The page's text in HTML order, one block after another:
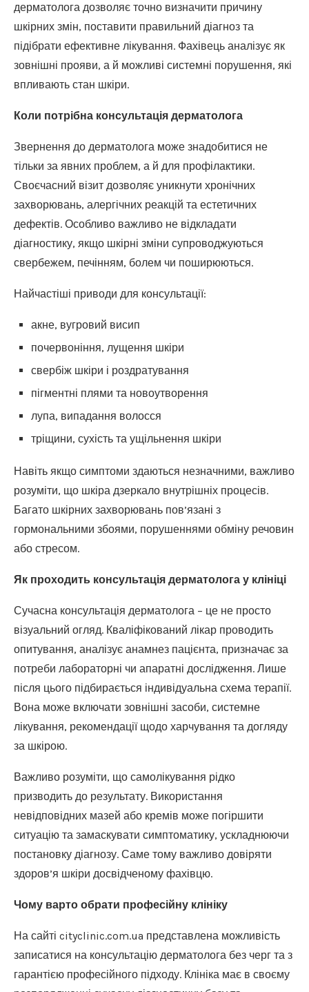
дерматолога дозволяє точно визначити причину
шкірних змін, поставити правильний діагноз та
підібрати ефективне лікування. Фахівець аналізує як
зовнішні прояви, а й можливі системні порушення, які
впливають стан шкіри.
Коли потрібна консультація дерматолога
Звернення до дерматолога може знадобитися не
тільки за явних проблем, а й для профілактики.
Своєчасний візит дозволяє уникнути хронічних
захворювань, алергічних реакцій та естетичних
дефектів. Особливо важливо не відкладати
діагностику, якщо шкірні зміни супроводжуються
свербежем, печінням, болем чи поширюються.
Найчастіші приводи для консультації:
акне, вугровий висип
почервоніння, лущення шкіри
свербіж шкіри і роздратування
пігментні плями та новоутворення
лупа, випадання волосся
тріщини, сухість та ущільнення шкіри
Навіть якщо симптоми здаються незначними, важливо
розуміти, що шкіра дзеркало внутрішніх процесів.
Багато шкірних захворювань пов’язані з
гормональними збоями, порушеннями обміну речовин
або стресом.
Як проходить консультація дерматолога у клініці
Сучасна консультація дерматолога – це не просто
візуальний огляд. Кваліфікований лікар проводить
опитування, аналізує анамнез пацієнта, призначає за
потреби лабораторні чи апаратні дослідження. Лише
після цього підбирається індивідуальна схема терапії.
Вона може включати зовнішні засоби, системне
лікування, рекомендації щодо харчування та догляду
за шкірою.
Важливо розуміти, що самолікування рідко
призводить до результату. Використання
невідповідних мазей або кремів може погіршити
ситуацію та замаскувати симптоматику, ускладнюючи
постановку діагнозу. Саме тому важливо довіряти
здоров’я шкіри досвідченому фахівцю.
Чому варто обрати професійну клініку
На сайті cityclinic.com.ua представлена можливість
записатися на консультацію дерматолога без черг та з
гарантією професійного підходу. Клініка має в своєму